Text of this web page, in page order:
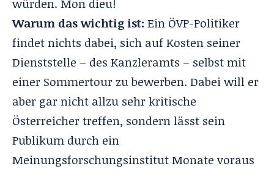
würden. Mon dieu!
Warum das wichtig ist: Ein ÖVP-Politiker
findet nichts dabei, sich auf Kosten seiner
Dienststelle – des Kanzleramts – selbst mit
einer Sommertour zu bewerben. Dabei will er
aber gar nicht allzu sehr kritische
Österreicher treffen, sondern lässt sein
Publikum durch ein
Meinungsforschungsinstitut Monate voraus